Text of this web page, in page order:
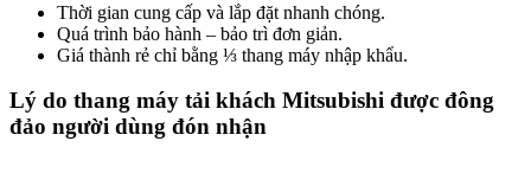
Thời gian cung cấp và lắp đặt nhanh chóng.
Quá trình bảo hành – bảo trì đơn giản.
Giá thành rẻ chỉ bằng ⅓ thang máy nhập khẩu.
Lý do thang máy tải khách Mitsubishi được đông
đảo người dùng đón nhận